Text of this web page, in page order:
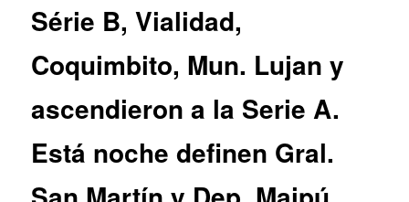
Série B, Vialidad,
Coquimbito, Mun. Lujan y
ascendieron a la Serie A.
Está noche definen Gral.